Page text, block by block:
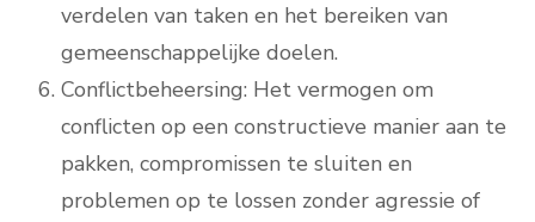
verdelen van taken en het bereiken van
gemeenschappelijke doelen.
Conflictbeheersing: Het vermogen om
conflicten op een constructieve manier aan te
pakken, compromissen te sluiten en
problemen op te lossen zonder agressie of